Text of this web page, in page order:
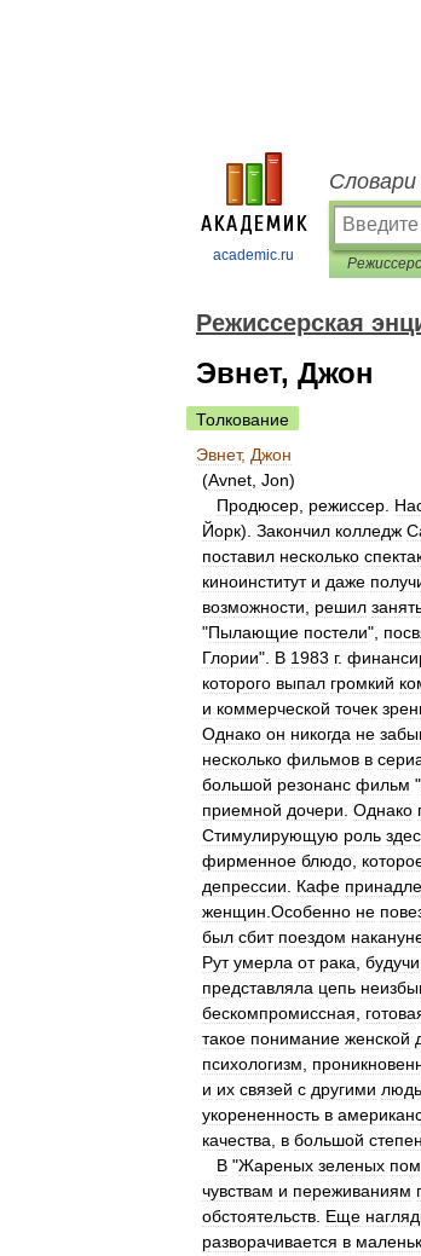
academic.ru
Словари
Режиссерская
Эвнет, Джон
Толкование
Эвнет, Джон
(Avnet Jon)
Продюсер режиссер
Йорк). Закончил колледж
поставил несколько
киноинститут и даже
возможности
решил
"Пылающие постели",
Глории". В 1983 г.
которого выпал громкий
и коммерческой точек
Однако он никогда не
несколько фильмов в
большой резонанс фильм "
приемной дочери Однако
Стимулирующую роль
фирменное блюдо
депрессии
Кафе
женщин Особенно не
был сбит поездом
Рут умерла от рака будучи
представляла цепь
бескомпромиссная
такое понимание женской
психологизм
и их связей с другими
укорененность в
качества
в большой
В "Жареных зеленых
чувствам и переживаниям
обстоятельств Еще
разворачивается в